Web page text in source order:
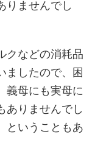
りませんでし
クなどの消耗品
ましたので、困
義母にも実母に
ありませんでし
ということもあ